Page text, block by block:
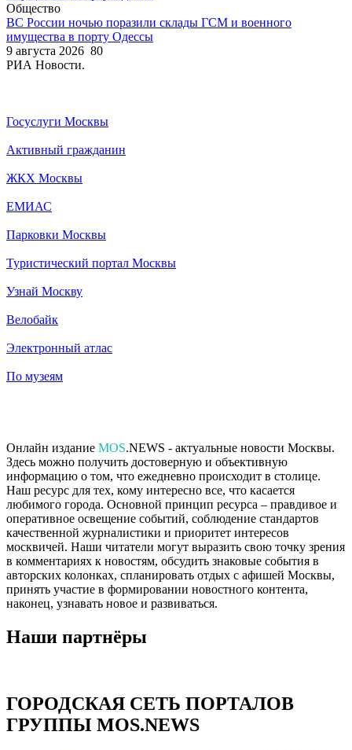
Общество
ВС России ночью поразили склады ГСМ и военного
имущества в порту Одессы
9 августа 2026 80
РИА Новости.
Госуслуги Москвы
Активный гражданин
ЖКХ Москвы
ЕМИАС
Парковки Москвы
Туристический портал Москвы
Узнай Москву
Велобайк
Электронный атлас
По музеям
Онлайн издание MOS.NEWS - актуальные новости Москвы.
Здесь можно получить достоверную и объективную
информацию о том, что ежедневно происходит в столице.
Наш ресурс для тех, кому интересно все, что касается
любимого города. Основной принцип ресурса – правдивое и
оперативное освещение событий, соблюдение стандартов
качественной журналистики и приоритет интересов
москвичей. Наши читатели могут выразить свою точку зрения
в комментариях к новостям, обсудить знаковые события в
авторских колонках, спланировать отдых с афишей Москвы,
принять участие в формировании новостного контента,
наконец, узнавать новое и развиваться.
Наши партнёры
ГОРОДСКАЯ СЕТЬ ПОРТАЛОВ
ГРУППЫ MOS.NEWS